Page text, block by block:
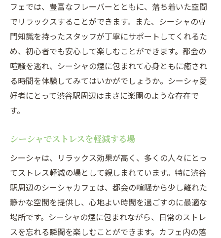
フェでは、豊富なフレーバーとともに、落ち着いた空間
でリラックスすることができます。また、シーシャの専
門知識を持ったスタッフが丁寧にサポートしてくれるた
め、初心者でも安心して楽しむことができます。都会の
喧騒を逃れ、シーシャの煙に包まれて心身ともに癒され
る時間を体験してみてはいかがでしょうか。シーシャ愛
好者にとって渋谷駅周辺はまさに楽園のような存在で
す。
シーシャでストレスを軽減する場
シーシャは、リラックス効果が高く、多くの人々にとっ
てストレス軽減の場として親しまれています。特に渋谷
駅周辺のシーシャカフェは、都会の喧騒から少し離れた
静かな空間を提供し、心地よい時間を過ごすのに最適な
場所です。シーシャの煙に包まれながら、日常のストレ
スを忘れる瞬間を楽しむことができます。カフェ内の落